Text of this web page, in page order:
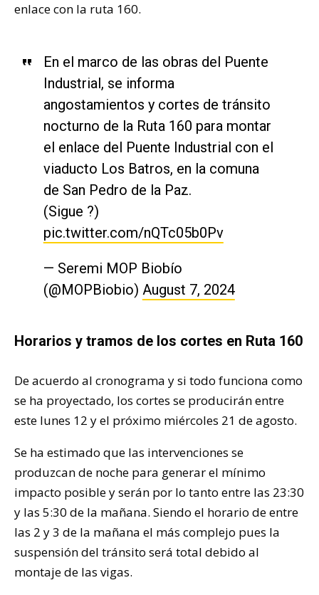
enlace con la ruta 160.
En el marco de las obras del Puente
Industrial, se informa
angostamientos y cortes de tránsito
nocturno de la Ruta 160 para montar
el enlace del Puente Industrial con el
viaducto Los Batros, en la comuna
de San Pedro de la Paz.
(Sigue ?)
pic.twitter.com/nQTc05b0Pv
— Seremi MOP Biobío
(@MOPBiobio) August 7, 2024
Horarios y tramos de los cortes en Ruta 160
De acuerdo al cronograma y si todo funciona como
se ha proyectado, los cortes se producirán entre
este lunes 12 y el próximo miércoles 21 de agosto.
Se ha estimado que las intervenciones se
produzcan de noche para generar el mínimo
impacto posible y serán por lo tanto entre las 23:30
y las 5:30 de la mañana. Siendo el horario de entre
las 2 y 3 de la mañana el más complejo pues la
suspensión del tránsito será total debido al
montaje de las vigas.